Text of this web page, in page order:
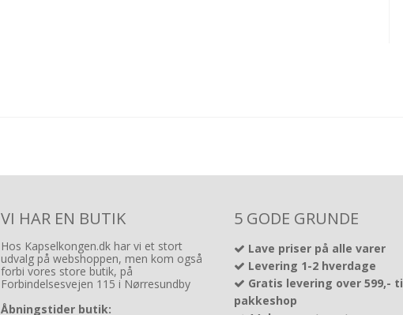
VI HAR EN BUTIK
Hos Kapselkongen.dk har vi et stort
udvalg på webshoppen, men kom også
forbi vores store butik, på
Forbindelsesvejen 115 i Nørresundby
Åbningstider butik:
5 GODE GRUNDE
Lave priser på alle varer
Levering 1-2 hverdage
Gratis levering over 599,-
pakkeshop